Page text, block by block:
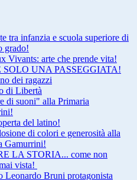
tra infanzia e scuola superiore di
grado!
Vivants: arte che prende vita!
SOLO UNA PASSEGGIATA!
dei ragazzi
di Libertà
di suoni" alla Primaria
del latino!
di colori e generosità alla
Gamurrini!
LA STORIA... come non
vista!
Leonardo Bruni protagonista